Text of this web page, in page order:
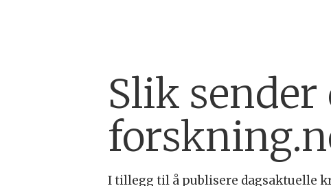
Slik
I tillegg til å publisere dagsaktuelle